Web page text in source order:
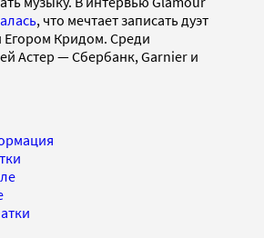
, что мечтает записать дуэт
Кридом. Среди
Астер — Сбербанк, Garnier и